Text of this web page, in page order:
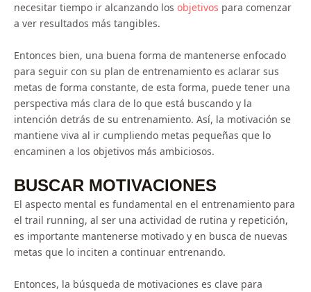
necesitar tiempo ir alcanzando los objetivos para comenzar
a ver resultados más tangibles.
Entonces bien, una buena forma de mantenerse enfocado
para seguir con su plan de entrenamiento es aclarar sus
metas de forma constante, de esta forma, puede tener una
perspectiva más clara de lo que está buscando y la
intención detrás de su entrenamiento. Así, la motivación se
mantiene viva al ir cumpliendo metas pequeñas que lo
encaminen a los objetivos más ambiciosos.
BUSCAR MOTIVACIONES
El aspecto mental es fundamental en el entrenamiento para
el trail running, al ser una actividad de rutina y repetición,
es importante mantenerse motivado y en busca de nuevas
metas que lo inciten a continuar entrenando.
Entonces, la búsqueda de motivaciones es clave para